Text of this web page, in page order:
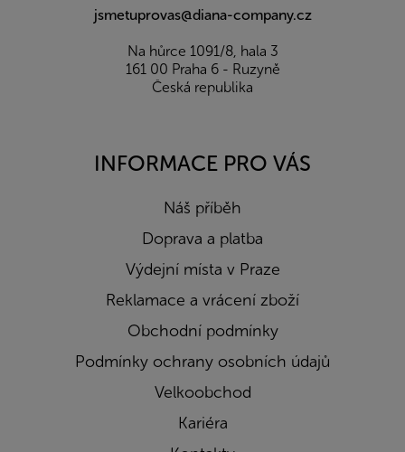
jsmetuprovas@diana-company.cz
Na hůrce 1091/8, hala 3
161 00 Praha 6 - Ruzyně
Česká republika
INFORMACE PRO VÁS
Náš příběh
Doprava a platba
Výdejní místa v Praze
Reklamace a vrácení zboží
Obchodní podmínky
Podmínky ochrany osobních údajů
Velkoobchod
Kariéra